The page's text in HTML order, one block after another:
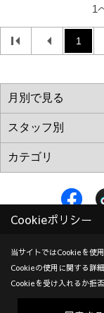
1
1
株式会社加度商
〒722-0026
広島県尾道市栗
Cookieポリシー
当サイトではCookieを使用
Cookieの使用に関する詳
Cookieを受け入れるか拒